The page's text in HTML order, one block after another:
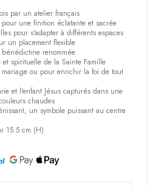
par un atelier français
une finition éclatante et sacrée
pour s'adapter à différents espaces
un placement flexible
renommée
et spirituelle de la Sainte Famille
ou pour enrichir la foi de tout
et l'enfant Jésus capturés dans une
chaudes
un symbole puissant au centre
15.5 cm (H)